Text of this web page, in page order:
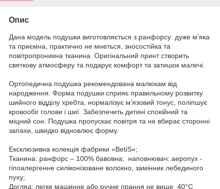
Опис
Дана модель подушки виготовляється з ранфорсу: дуже м'яка
та приємна, практично не мнеться, зносостійка та
повітропроникна тканина. Оригінальний принт створить
святкову атмосферу та подарує комфорт та затишок малечі.
Ортопедична подушка рекомендована малюкам від
народження. Форма подушки сприяє правильному розвитку
шийного відділу хребта, нормалізує м’язовий тонус, поліпшує
кровообіг голови і шиї. Забезпечить дитині спокійний та
міцний сон. Подушка пропускає повітря та не вбирає сторонні
запахи, швидко відновлює форму.
Ексклюзивна колекція фабрики «ВetiS»;
Тканина: ранфорс – 100% бавовна; наповнювач: аеропух -
гіпоалергенне силіконізоване волокно, замінник лебединого
пуху;
Догляд: легке машинне або ручне прання не вище 40°С